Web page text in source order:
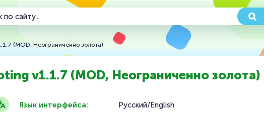
(MOD, Неограниченно золота)
v1.1.7 (MOD, Неограниченно золота)
Язык интерфейса: Русский/English